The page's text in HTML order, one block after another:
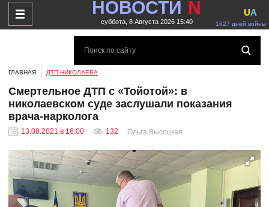
НОВОСТИ N
суббота, 8 Августа 2026 15:40 1627 дней войны
UA
ГЛАВНАЯ ДТП НИКОЛАЕВА
Смертельное ДТП с «Тойотой»: в
николаевском суде заслушали показания
врача-нарколога
13.08.2021 в 16:00 132 Ольга Высоцкая